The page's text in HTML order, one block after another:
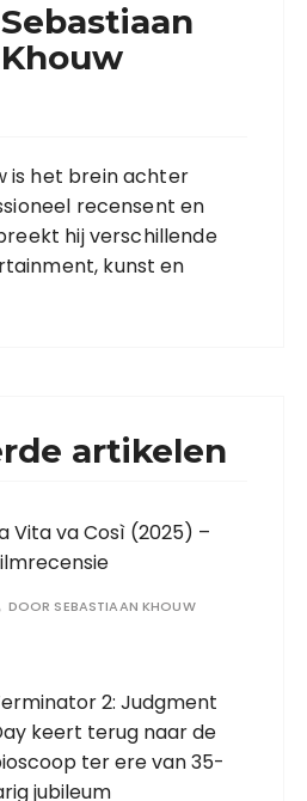
Sebastiaan
Khouw
is het brein achter
recensent en
hij verschillende
kunst en
artikelen
Vita va Così (2025) –
DOOR SEBASTIAAN KHOUW
2: Judgment
keert terug naar de
ter ere van 35-
jubileum